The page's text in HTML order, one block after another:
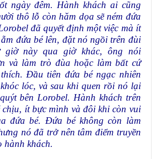
ngày đêm. Hành khách ai cũng
thô lỗ còn hăm dọa sẽ ném đứa
đã quyết định một việc mà ít
đứa bé lên, đặt nó ngồi trên đùi
giờ này qua giờ khác, ông nói
và làm trò đùa hoặc làm bất cứ
Đầu tiên đứa bé ngạc nhiên
lóc, và sau khi quen rồi nó lại
bên Lorobel. Hành khách trên
chịu, ít bực mình và đôi khi còn vui
đứa bé. Đứa bé không còn làm
nó đã trở nên tâm điểm truyền
hành khách.